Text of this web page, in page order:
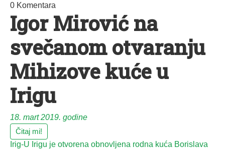
0 Komentara
Igor Mirović na
svečanom otvaranju
Mihizove kuće u
Irigu
18. mart 2019. godine
Čitaj mi!
Irig-U Irigu je otvorena obnovljena rodna kuća Borislava